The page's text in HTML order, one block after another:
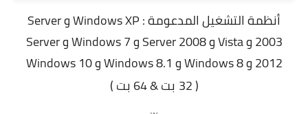
أنظمة التشغيل المدعومة : Windows XP و Server
2003 و Vista و Server 2008 و Windows 7 و Server
2012 و Windows 8 و Windows 8.1 و Windows 10
( 32
بت & 64 بت )